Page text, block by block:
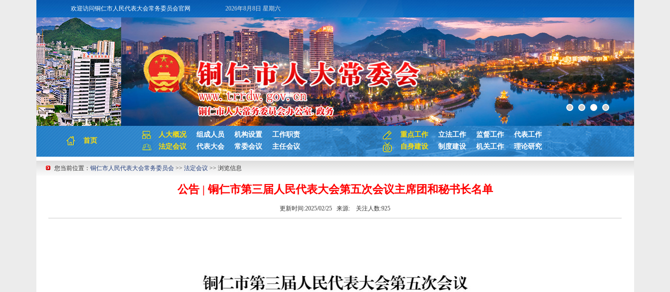
欢迎访问铜仁市人民代表大会常务委员会官网 2026年8月8日 星期六
首页
人大概况 组成人员 机构设置
工作职责
法定会议
代表大会 常委会议 主任会议
重点工作 立法工作 监督工作
代表工作
自身建设
制度建设 机关工作 理论研究
您当前位置： 铜仁市人民代表大会常务委员会>> 法定会议 >> 浏览信息
公告 | 铜仁市第三届人民代表大会第五次会议主席团和秘书长名单
更新时间:2025/02/25 来源: 关注人数:925